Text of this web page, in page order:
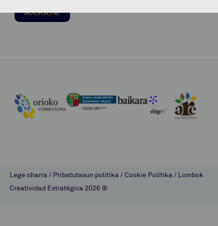
IKASGUNE
Lege oharra/ Pribatutasun politika/Cookie Politika/ Lombok
Creatividad Estratégica 2026 ®